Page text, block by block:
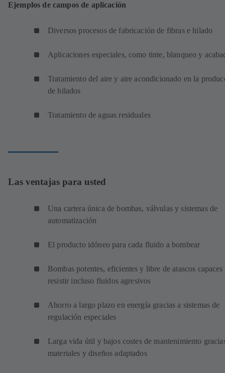
Ejemplos de campos de aplicación
Diversos procesos de fabricación de fibras e hilado
Aplicaciones especiales, como tinte, blanqueo y
Tratamiento del aire y aire acondicionado en la
de hilados
Tratamiento de aguas residuales
Las ventajas para usted
Una cartera única de bombas, válvulas y sistemas de
automatización
El producto idóneo para cada fluido a bombear
Bombas potentes, eficientes y libre de atascos capaces
resistir incluso fluidos agresivos
Ahorro a largo plazo en energía gracias a sistemas de
regulación especiales
Larga vida útil y bajos costes de mantenimiento
materiales y diseños adaptados